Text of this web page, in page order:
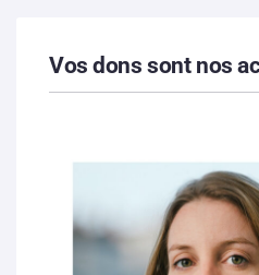
Vos dons sont nos